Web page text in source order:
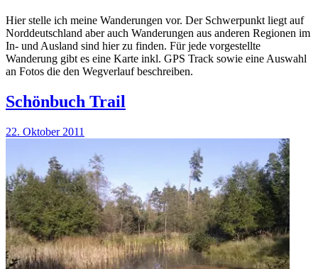
Hier stelle ich meine Wanderungen vor. Der Schwerpunkt liegt auf
Norddeutschland aber auch Wanderungen aus anderen Regionen im
In- und Ausland sind hier zu finden. Für jede vorgestellte
Wanderung gibt es eine Karte inkl. GPS Track sowie eine Auswahl
an Fotos die den Wegverlauf beschreiben.
Schönbuch Trail
22. Oktober 2011